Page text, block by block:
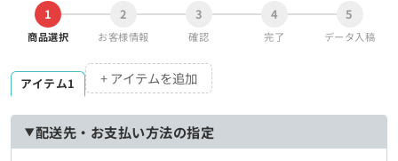
1
商品選択
2
お客様情報
3
確認
4
完了
5
データ入稿
アイテム1 + アイテムを追加
配送先・お支払い方法の指定